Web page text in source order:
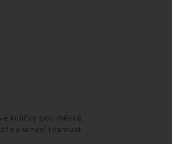
kuličky jsou měkké,
na sezení tvarovat